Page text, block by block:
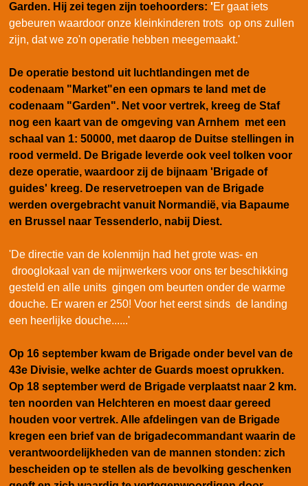
Garden. Hij zei tegen zijn toehoorders: 'Er gaat iets
gebeuren waardoor onze kleinkinderen trots op ons zullen
zijn, dat we zo'n operatie hebben meegemaakt.'
De operatie bestond uit luchtlandingen met de
codenaam "Market"en een opmars te land met de
codenaam "Garden". Net voor vertrek, kreeg de Staf
nog een kaart van de omgeving van Arnhem met een
schaal van 1: 50000, met daarop de Duitse stellingen in
rood vermeld. De Brigade leverde ook veel tolken voor
deze operatie, waardoor zij de bijnaam 'Brigade of
guides' kreeg. De reservetroepen van de Brigade
werden overgebracht vanuit Normandië, via Bapaume
en Brussel naar Tessenderlo, nabij Diest.
'De directie van de kolenmijn had het grote was- en
drooglokaal van de mijnwerkers voor ons ter beschikking
gesteld en alle units gingen om beurten onder de warme
douche. Er waren er 250! Voor het eerst sinds de landing
een heerlijke douche......'
Op 16 september kwam de Brigade onder bevel van de
43e Divisie, welke achter de Guards moest oprukken.
Op 18 september werd de Brigade verplaatst naar 2 km.
ten noorden van Helchteren en moest daar gereed
houden voor vertrek. Alle afdelingen van de Brigade
kregen een brief van de brigadecommandant waarin de
verantwoordelijkheden van de mannen stonden: zich
bescheiden op te stellen als de bevolking geschenken